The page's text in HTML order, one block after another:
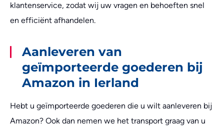
klantenservice, zodat wij uw vragen en behoeften snel
en efficiënt afhandelen.
Aanleveren van
geïmporteerde goederen bij
Amazon in Ierland
Hebt u geïmporteerde goederen die u wilt aanleveren bij
Amazon? Ook dan nemen we het transport graag van u